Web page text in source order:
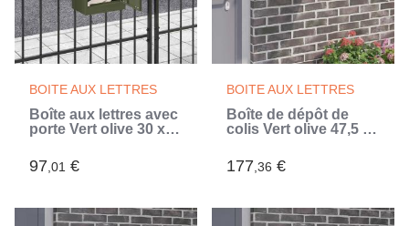
BOITE AUX LETTRES
Boîte aux lettres avec
porte Vert olive 30 x
97,01 €
BOITE AUX LETTRES
Boîte de dépôt de
colis Vert olive 47,5 x
177,36 €